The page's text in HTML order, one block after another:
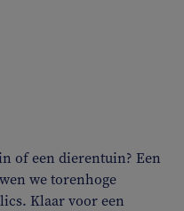
ofeen dierentuin? Een
we torenhoge
. Klaar voor een